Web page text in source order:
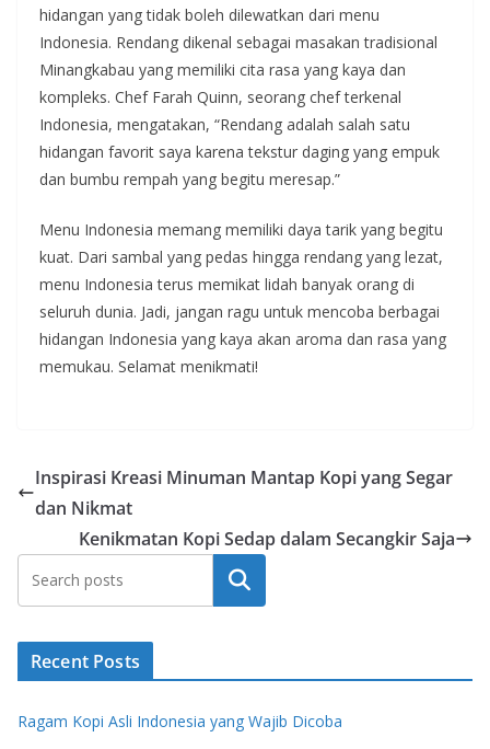
hidangan yang tidak boleh dilewatkan dari menu
Indonesia. Rendang dikenal sebagai masakan tradisional
Minangkabau yang memiliki cita rasa yang kaya dan
kompleks. Chef Farah Quinn, seorang chef terkenal
Indonesia, mengatakan, “Rendang adalah salah satu
hidangan favorit saya karena tekstur daging yang empuk
dan bumbu rempah yang begitu meresap.”
Menu Indonesia memang memiliki daya tarik yang begitu
kuat. Dari sambal yang pedas hingga rendang yang lezat,
menu Indonesia terus memikat lidah banyak orang di
seluruh dunia. Jadi, jangan ragu untuk mencoba berbagai
hidangan Indonesia yang kaya akan aroma dan rasa yang
memukau. Selamat menikmati!
Inspirasi Kreasi Minuman Mantap Kopi yang Segar
dan Nikmat
Kenikmatan Kopi Sedap dalam Secangkir Saja
Search
Recent Posts
Ragam Kopi Asli Indonesia yang Wajib Dicoba